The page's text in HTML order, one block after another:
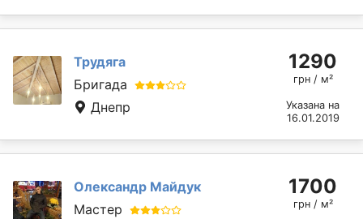
Трудяга
Бригада
Днепр
1290
грн / м²
Указана на
16.01.2019
Олександр Майдук
Мастер
1700
грн / м²